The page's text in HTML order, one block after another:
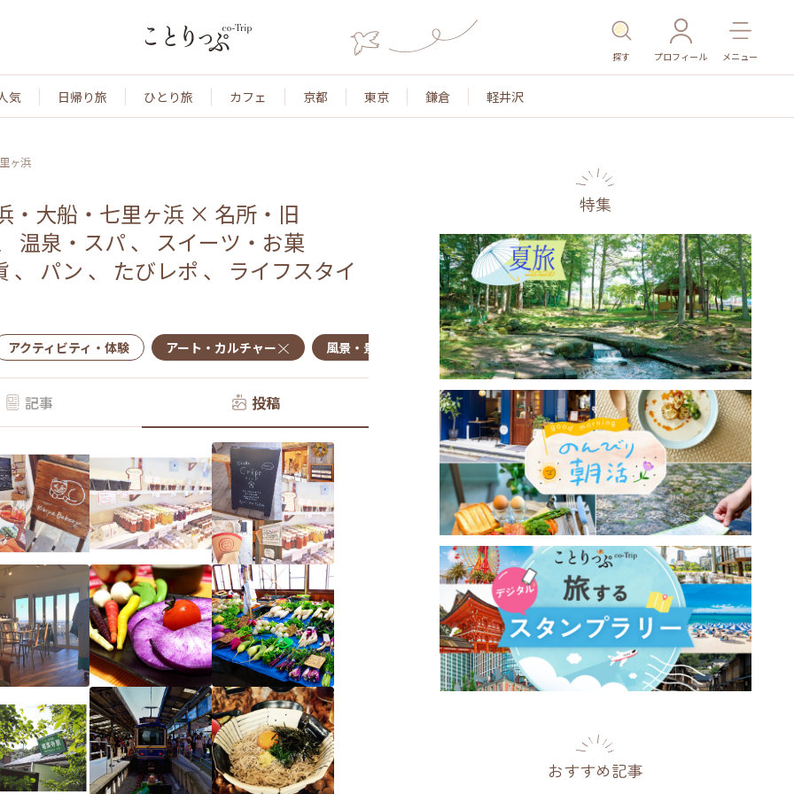
探す プロフィール メニュー
気 日帰り旅 ひとり旅 カフェ 京都 東京 鎌倉 軽井沢
ヶ浜
・大船・七里ヶ浜 × 名所・旧
温泉・スパ 、 スイーツ・お菓
、 パン 、 たびレポ 、 ライフスタイ
アクティビティ・体験 アート・カルチャー 風景・景色 名所・旧跡 温泉・スパ その他施設
記事 投稿
特集
おすすめ記事